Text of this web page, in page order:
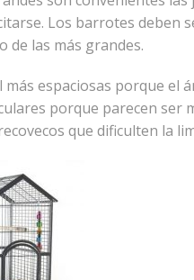
Los barrotes deben
de las más grandes.
espaciosas porque el
porque parecen ser
que dificulten la